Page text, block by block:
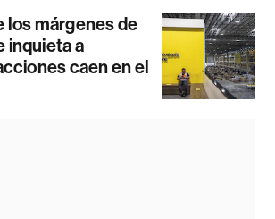
los márgenes de
inquieta a
caen en el